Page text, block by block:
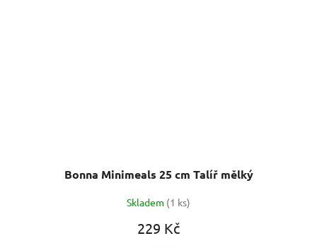
Bonna Minimeals 25 cm Talíř mělký
Skladem (1 ks)
229 Kč